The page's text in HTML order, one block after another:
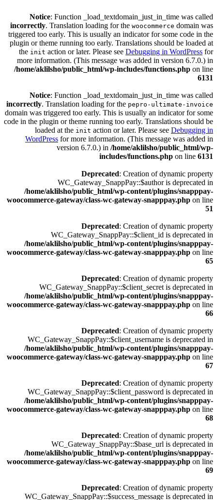
Notice: Function _load_textdomain_just_in_time was called
incorrectly. Translation loading for the woocommerce domain was
triggered too early. This is usually an indicator for some code in the
plugin or theme running too early. Translations should be loaded at
the init action or later. Please see Debugging in WordPress for
more information. (This message was added in version 6.7.0.) in
/home/aklilsho/public_html/wp-includes/functions.php on line
6131
Notice: Function _load_textdomain_just_in_time was called
incorrectly. Translation loading for the pepro-ultimate-invoice
domain was triggered too early. This is usually an indicator for some
code in the plugin or theme running too early. Translations should be
loaded at the init action or later. Please see Debugging in
WordPress for more information. (This message was added in
version 6.7.0.) in /home/aklilsho/public_html/wp-
includes/functions.php on line 6131
Deprecated: Creation of dynamic property
WC_Gateway_SnappPay::$author is deprecated in
/home/aklilsho/public_html/wp-content/plugins/snapppay-
woocommerce-gateway/class-wc-gateway-snapppay.php on line
51
Deprecated: Creation of dynamic property
WC_Gateway_SnappPay::$client_id is deprecated in
/home/aklilsho/public_html/wp-content/plugins/snapppay-
woocommerce-gateway/class-wc-gateway-snapppay.php on line
65
Deprecated: Creation of dynamic property
WC_Gateway_SnappPay::$client_secret is deprecated in
/home/aklilsho/public_html/wp-content/plugins/snapppay-
woocommerce-gateway/class-wc-gateway-snapppay.php on line
66
Deprecated: Creation of dynamic property
WC_Gateway_SnappPay::$client_username is deprecated in
/home/aklilsho/public_html/wp-content/plugins/snapppay-
woocommerce-gateway/class-wc-gateway-snapppay.php on line
67
Deprecated: Creation of dynamic property
WC_Gateway_SnappPay::$client_password is deprecated in
/home/aklilsho/public_html/wp-content/plugins/snapppay-
woocommerce-gateway/class-wc-gateway-snapppay.php on line
68
Deprecated: Creation of dynamic property
WC_Gateway_SnappPay::$base_url is deprecated in
/home/aklilsho/public_html/wp-content/plugins/snapppay-
woocommerce-gateway/class-wc-gateway-snapppay.php on line
69
Deprecated: Creation of dynamic property
WC_Gateway_SnappPay::$success_message is deprecated in